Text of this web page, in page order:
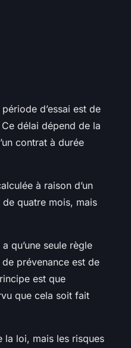
d’essai est de
délai dépend de la
contrat à durée
à raison d’un
quatre mois, mais
qu’une seule règle
prévenance est de
est que
que cela soit fait
la loi, mais les risques